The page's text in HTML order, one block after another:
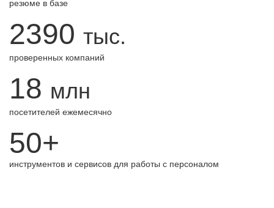
резюме в базе
2390 тыс.
проверенных компаний
18 млн
посетителей ежемесячно
50+
инструментов и сервисов для работы с персоналом